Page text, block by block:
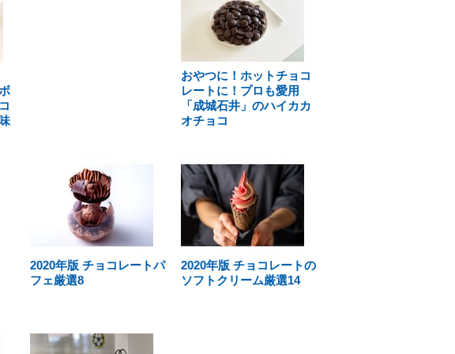
おやつに！ホットチョコ
レートに！プロも愛用
「成城石井」のハイカカ
オチョコ
2020年版 チョコレートパ
フェ厳選8
2020年版 チョコレートの
ソフトクリーム厳選14